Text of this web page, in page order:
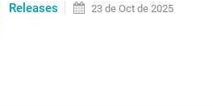
Releases
23 de Oct de 2025